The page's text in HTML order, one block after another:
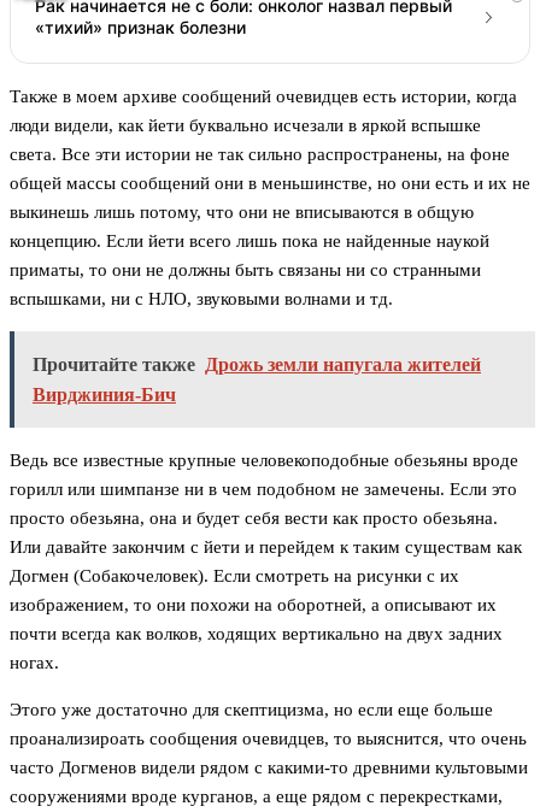
Рак начинается не с боли: онколог назвал первый
«тихий» признак болезни
Также в моем архиве сообщений очевидцев есть истории, когда
люди видели, как йети буквально исчезали в яркой вспышке
света. Все эти истории не так сильно распространены, на фоне
общей массы сообщений они в меньшинстве, но они есть и их не
выкинешь лишь потому, что они не вписываются в общую
концепцию. Если йети всего лишь пока не найденные наукой
приматы, то они не должны быть связаны ни со странными
вспышками, ни с НЛО, звуковыми волнами и тд.
Прочитайте также Дрожь земли напугала жителей
Вирджиния-Бич
Ведь все известные крупные человекоподобные обезьяны вроде
горилл или шимпанзе ни в чем подобном не замечены. Если это
просто обезьяна, она и будет себя вести как просто обезьяна.
Или давайте закончим с йети и перейдем к таким существам как
Догмен (Собакочеловек). Если смотреть на рисунки с их
изображением, то они похожи на оборотней, а описывают их
почти всегда как волков, ходящих вертикально на двух задних
ногах.
Этого уже достаточно для скептицизма, но если еще больше
проанализироать сообщения очевидцев, то выяснится, что очень
часто Догменов видели рядом с какими-то древними культовыми
сооружениями вроде курганов, а еще рядом с перекрестками,